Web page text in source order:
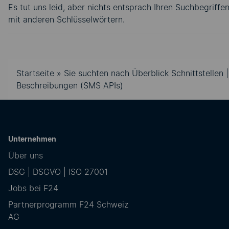
Es tut uns leid, aber nichts entsprach Ihren
mit anderen Schlüsselwörtern.
Startseite » Sie suchten nach Überblick Schnittstellen
Beschreibungen (SMS APIs)
Unternehmen
Über uns
DSG | DSGVO | ISO 27001
Jobs bei F24
Partnerprogramm F24 Schweiz
AG